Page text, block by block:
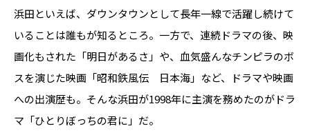
浜田といえば、ダウンタウンとして長年一線で活躍し続けて
いることは誰もが知るところ。一方で、連続ドラマの後、映
画化もされた「明日があるさ」や、血気盛んなチンピラのボ
スを演じた映画「昭和鉄風伝 日本海」など、ドラマや映画
への出演歴も。そんな浜田が1998年に主演を務めたのがドラ
マ「ひとりぼっちの君に」だ。